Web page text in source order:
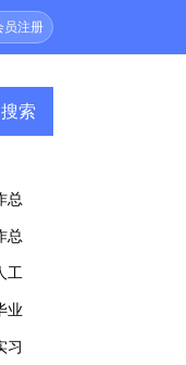
员注册
总
总
工
业
习